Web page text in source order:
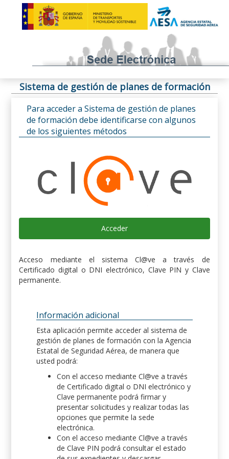
Sistema de gestión de planes de formación
Para acceder a Sistema de gestión de planes
de formación debe identificarse con algunos
de los siguientes métodos
Acceder
Acceso mediante el sistema Cl@ve a través de
Certificado digital o DNI electrónico, Clave PIN y Clave
permanente.
Información adicional
Esta aplicación permite acceder al sistema de
gestión de planes de formación con la Agencia
Estatal de Seguridad Aérea, de manera que
usted podrá:
Con el acceso mediante Cl@ve a través
de Certificado digital o DNI electrónico y
Clave permanente podrá firmar y
presentar solicitudes y realizar todas las
opciones que permite la sede
electrónica.
Con el acceso mediante Cl@ve a través
de Clave PIN podrá consultar el estado